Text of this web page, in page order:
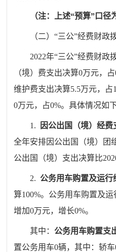
（注：上述“预算”口径
（二）“三公”经费财
2022年“三公”经费财政
（境）费支出决算0万元，占
维护费支出决算5.5万元，占
0万元，占0%。具体情况如下
1. 因公出国（境）经费
全年安排因公出国（境）团
公出国（境）支出决算比20
2. 公务用车购置及运行
算100%。 公务用车购置及
增加0万元，增长0%。
其中： 公务用车购置支
置公务用车0辆，其中：轿车